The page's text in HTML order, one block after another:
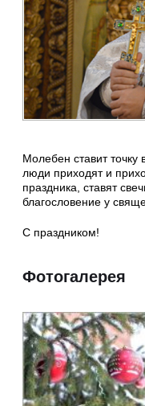
Молебен ставит точку
люди приходят и
праздника, ставят
благословение у
С праздником!
Фотогалерея